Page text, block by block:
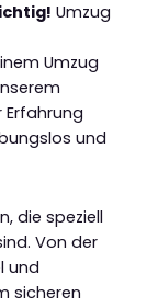
Umzug
Umzug
und
die speziell
Von der
und
sicheren